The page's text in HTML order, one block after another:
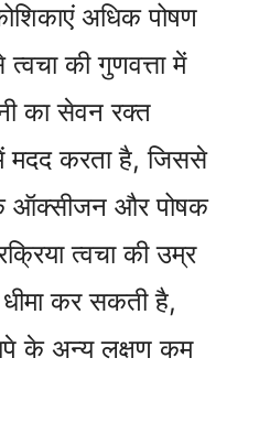
अधिक पोषण
की गुणवत्ता में
का सेवन रक्त
मदद करता है, जिससे
ऑक्सीजन और पोषक
त्वचा की उम्र
कर सकती है,
के अन्य लक्षण कम